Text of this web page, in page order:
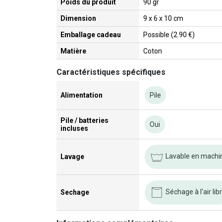
Poids du produit 90 gr
Dimension 9 x 6 x 10 cm
Emballage cadeau Possible (2.90 €)
Matière Coton
Caractéristiques spécifiques
Alimentation Pile
Pile / batteries
incluses
Oui
Lavage Lavable en
Sechage Séchage à l'air